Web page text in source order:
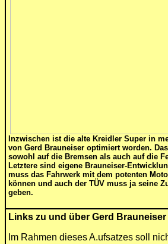
Inzwischen ist die alte Kreidler Super in
von Gerd Brauneiser optimiert worden.
sowohl auf die Bremsen als auch auf die
Letztere sind eigene Brauneiser-
muss das Fahrwerk mit dem potenten
können und auch der TÜV muss ja seine
geben.
Links zu und über Gerd Brauneiser
Im Rahmen dieses A.ufsatzes soll